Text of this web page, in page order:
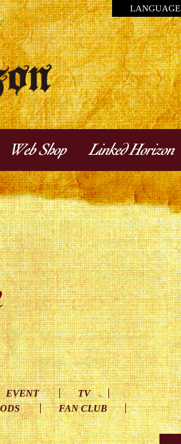
LANGUAGE
EVENT
TV
FAN CLUB